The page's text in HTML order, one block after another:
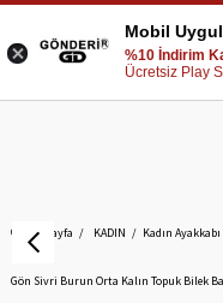
Anasayfa KADIN Kadın Ayakkabı
Gön Sivri Burun Orta Kalın Topuk Bilek
Mobil
%10 İndirim
Ücretsiz Play